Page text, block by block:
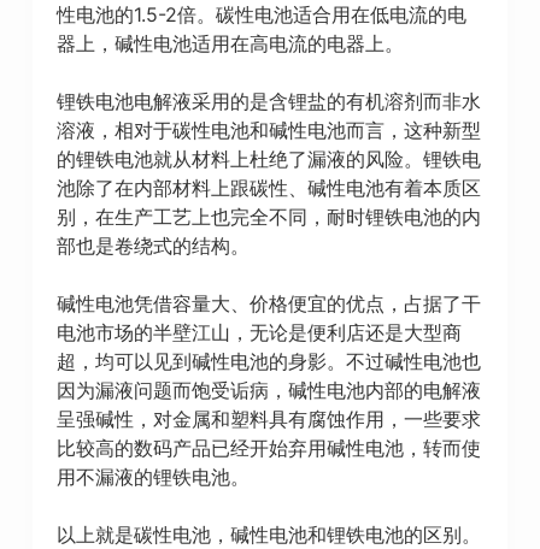
性电池的1.5-2倍。碳性电池适合用在低电流的电
器上，碱性电池适用在高电流的电器上。
锂铁电池电解液采用的是含锂盐的有机溶剂而非水
溶液，相对于碳性电池和碱性电池而言，这种新型
的锂铁电池就从材料上杜绝了漏液的风险。锂铁电
池除了在内部材料上跟碳性、碱性电池有着本质区
别，在生产工艺上也完全不同，耐时锂铁电池的内
部也是卷绕式的结构。
碱性电池凭借容量大、价格便宜的优点，占据了干
电池市场的半壁江山，无论是便利店还是大型商
超，均可以见到碱性电池的身影。不过碱性电池也
因为漏液问题而饱受诟病，碱性电池内部的电解液
呈强碱性，对金属和塑料具有腐蚀作用，一些要求
比较高的数码产品已经开始弃用碱性电池，转而使
用不漏液的锂铁电池。
以上就是碳性电池，碱性电池和锂铁电池的区别。